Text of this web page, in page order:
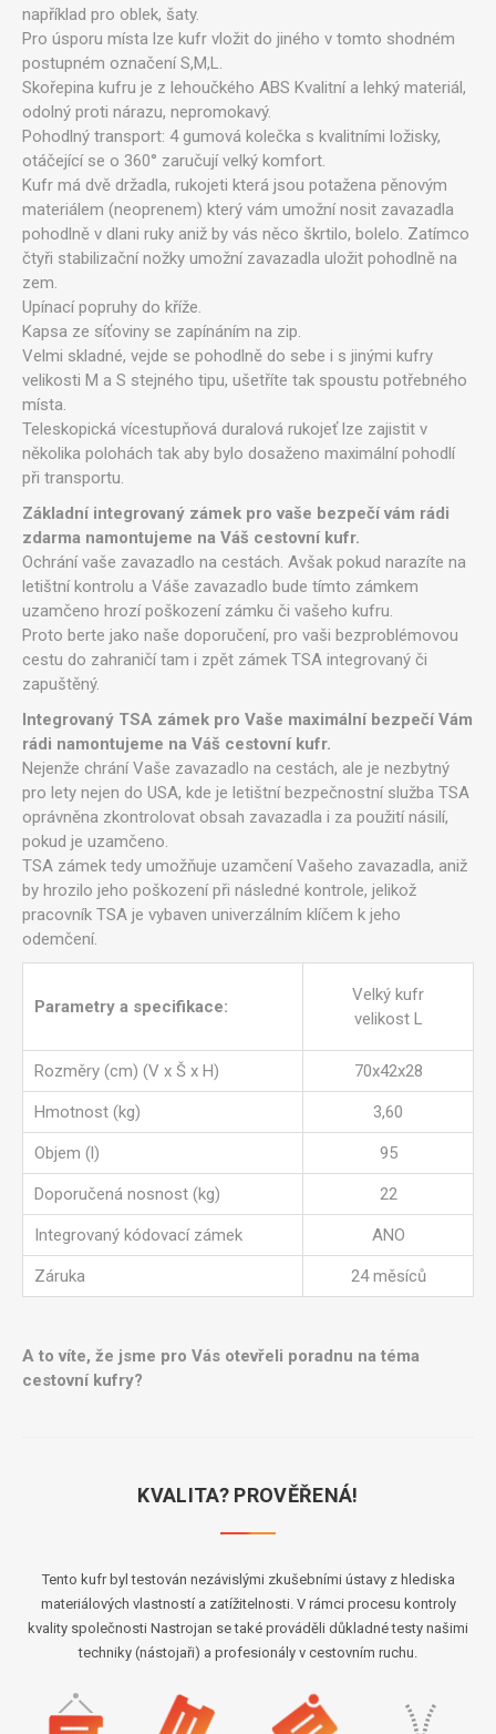
například pro oblek, šaty.
Pro úsporu místa lze kufr vložit do jiného v tomto shodném
postupném označení S,M,L.
Skořepina kufru je z lehoučkého ABS Kvalitní a lehký materiál,
odolný proti nárazu, nepromokavý.
Pohodlný transport: 4 gumová kolečka s kvalitními ložisky,
otáčející se o 360° zaručují velký komfort.
Kufr má dvě držadla, rukojeti která jsou potažena pěnovým
materiálem (neoprenem) který vám umožní nosit zavazadla
pohodlně v dlani ruky aniž by vás něco škrtilo, bolelo. Zatímco
čtyři stabilizační nožky umožní zavazadla uložit pohodlně na
zem.
Upínací popruhy do kříže.
Kapsa ze síťoviny se zapínáním na zip.
Velmi skladné, vejde se pohodlně do sebe i s jinými kufry
velikosti M a S stejného tipu, ušetříte tak spoustu potřebného
místa.
Teleskopická vícestupňová duralová rukojeť lze zajistit v
několika polohách tak aby bylo dosaženo maximální pohodlí
při transportu.
Základní integrovaný zámek pro vaše bezpečí vám rádi
zdarma namontujeme na Váš cestovní kufr.
Ochrání vaše zavazadlo na cestách. Avšak pokud narazíte na
letištní kontrolu a Váše zavazadlo bude tímto zámkem
uzamčeno hrozí poškození zámku či vašeho kufru.
Proto berte jako naše doporučení, pro vaši bezproblémovou
cestu do zahraničí tam i zpět zámek TSA integrovaný či
zapuštěný.
Integrovaný TSA zámek pro Vaše maximální bezpečí Vám
rádi namontujeme na Váš cestovní kufr.
Nejenže chrání Vaše zavazadlo na cestách, ale je nezbytný
pro lety nejen do USA, kde je letištní bezpečnostní služba TSA
oprávněna zkontrolovat obsah zavazadla i za použití násilí,
pokud je uzamčeno.
TSA zámek tedy umožňuje uzamčení Vašeho zavazadla, aniž
by hrozilo jeho poškození při následné kontrole, jelikož
pracovník TSA je vybaven univerzálním klíčem k jeho
odemčení.
Parametry a specifikace:
Velký kufr
velikost L
Rozměry (cm) (V x Š x H) 70x42x28
Hmotnost (kg) 3,60
Objem (l) 95
Doporučená nosnost (kg) 22
Integrovaný kódovací zámek ANO
Záruka 24 měsíců
A to víte, že jsme pro Vás otevřeli poradnu na téma
cestovní kufry?
KVALITA? PROVĚŘENÁ!
Tento kufr byl testován nezávislými zkušebními ústavy z hlediska
materiálových vlastností a zatížitelnosti. V rámci procesu kontroly
kvality společnosti Nastrojan se také prováděli důkladné testy našimi
techniky (nástojaři) a profesionály v cestovním ruchu.